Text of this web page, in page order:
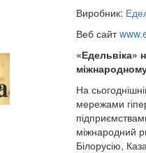
Виробник:
Веб сайт
«Едельвіка»
На
мережами
міжнародний
Білорусію,